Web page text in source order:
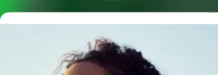
Preservare la salute delle proprie orecchie, anche in
di ipoacusia o di altri disturbi a livello uditivo, ha
un impatto positivo sulla qualità della vita. Prendersi cura
proprio udito consente di mantenere inalterata la